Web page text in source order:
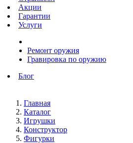
Акции
Гарантии
Услуги
Ремонт оружия
Гравировка по оружию
Блог
Главная
Каталог
Игрушки
Конструктор
Фигурки